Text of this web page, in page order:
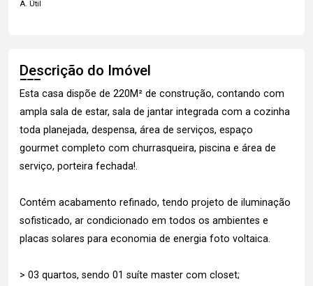
A. Útil
Descrição do Imóvel
Esta casa dispõe de 220M² de construção, contando com
ampla sala de estar, sala de jantar integrada com a cozinha
toda planejada, despensa, área de serviços, espaço
gourmet completo com churrasqueira, piscina e área de
serviço, porteira fechada!.
Contém acabamento refinado, tendo projeto de iluminação
sofisticado, ar condicionado em todos os ambientes e
placas solares para economia de energia foto voltaica.
> 03 quartos, sendo 01 suíte master com closet;